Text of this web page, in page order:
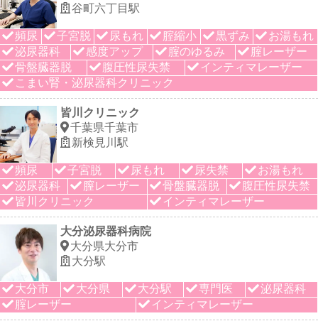
谷町六丁目駅
頻尿 子宮脱 尿もれ 腟縮小 黒ずみ
お湯もれ
泌尿器科
感度アップ 腟のゆるみ
腟レーザー
骨盤臓器脱
腹圧性尿失禁
インティマレーザー
こまい腎・泌尿器科クリニック
皆川クリニック
千葉県千葉市
新検見川駅
頻尿 子宮脱 尿もれ 尿失禁
お湯もれ
泌尿器科
膣レーザー 骨盤臓器脱
腹圧性尿失禁
皆川クリニック
インティマレーザー
大分泌尿器科病院
大分県大分市
大分駅
大分市 大分県 大分駅 専門医
泌尿器科
腟レーザー
インティマレーザー